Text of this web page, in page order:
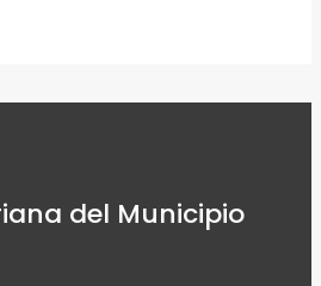
del Municipio